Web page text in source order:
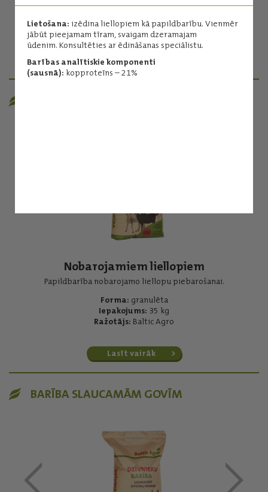
Lietošana: izēdina liellopiem kā papildbarību. Vienmēr
jābūt pieejamam tīram, svaigam dzeramajam
ūdenim. Konsultēties ar ēdināšanas speciālistu.
Barības analītiskie komponenti
(sausnā): kopproteīns – 21%
Forma:granulēta
Ražotājs:Baltic Agro
Lasīt vairāk
Nobarojamiem liellopiem
Papildbarība nobarojamo liellopu piebarošanai.
Forma: granulēta
Iepakojums: 35 kg
Ražotājs: Baltic Agro
Lasīt vairāk
BARĪBA SLAUCAMĀM GOVĪM